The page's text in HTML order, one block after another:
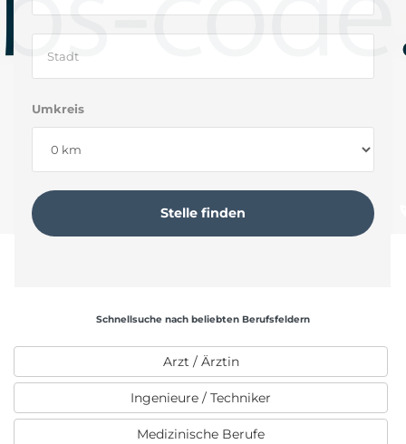
Umkreis
Schnellsuche nach beliebten Berufsfeldern
Arzt / Ärztin
Ingenieure / Techniker
Medizinische Berufe